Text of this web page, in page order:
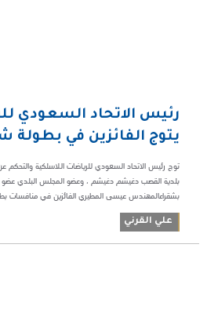
رئيس الاتحاد السعودي
يتوج الفائزين في بطولة
توج رئيس الاتحاد السعودي للرياضات اللاسلكية
بلدية القصب دغيشم دغيشم ، وعضو المجلس البلدي عضو
بشقراءالمهندس عيسى المطيري الفائزين في منافسات
علي القرني